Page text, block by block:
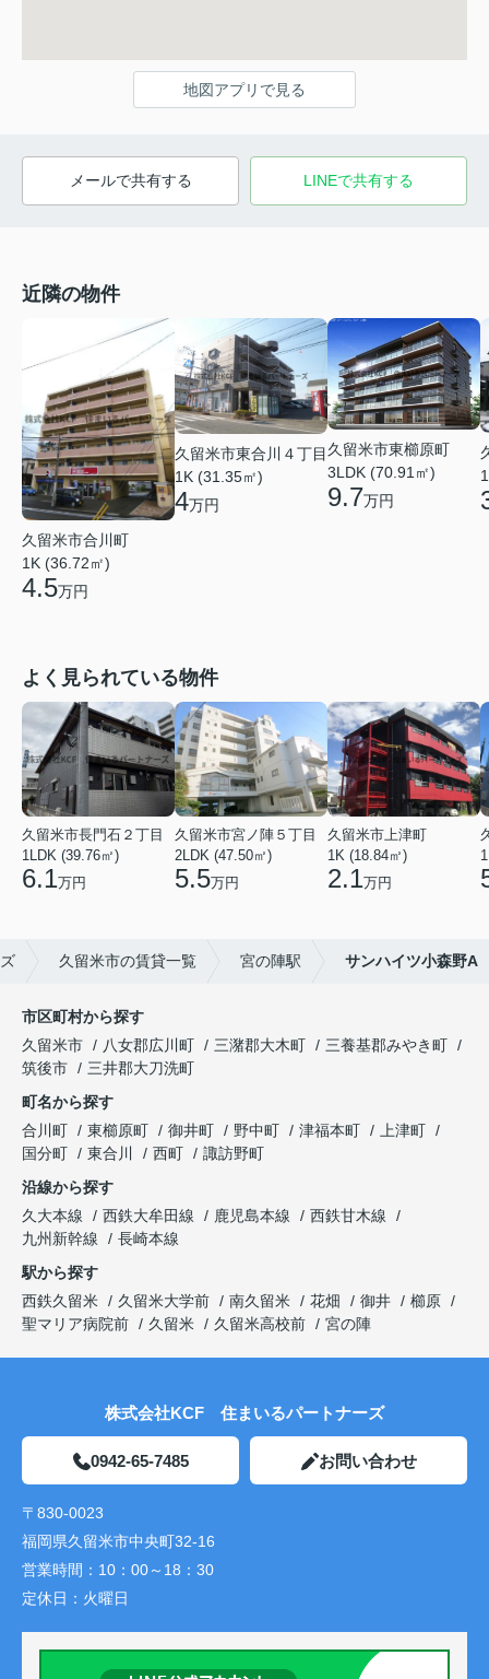
地図アプリで見る
メールで共有する LINEで共有する
近隣の物件
久留米市合川町
1K (36.72㎡)
4.5万円
久留米市東合川４丁目
1K (31.35㎡)
4万円
久留米市東櫛原町
3LDK (70.91㎡)
9.7万円
よく見られている物件
久留米市長門石２丁目
1LDK (39.76㎡)
6.1万円
久留米市宮ノ陣５丁目
2LDK (47.50㎡)
5.5万円
久留米市上津町
1K (18.84㎡)
2.1万円
久留米市の賃貸一覧 宮の陣駅 サンハイツ小森野A
市区町村から探す
久留米市
八女郡広川町 三潴郡大木町
三養基郡みやき町
筑後市
三井郡大刀洗町
町名から探す
合川町
東櫛原町 御井町 野中町 津福本町
上津町
国分町
東合川 西町
諏訪野町
沿線から探す
久大本線
西鉄大牟田線 鹿児島本線
西鉄甘木線
九州新幹線
長崎本線
駅から探す
西鉄久留米
久留米大学前 南久留米 花畑 御井
櫛原
聖マリア病院前
久留米 久留米高校前 宮の陣
株式会社KCF 住まいるパートナーズ
0942-65-7485 お問い合わせ
〒830-0023
福岡県久留米市中央町32-16
営業時間： 10：00～18：30
定休日： 火曜日